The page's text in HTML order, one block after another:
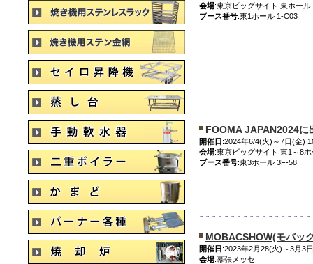
会場:東京ビッグサイト 東ホール
ブース番号:東1ホール 1-C03
FOOMA JAPAN2024に
開催日:2024年6/4(火)～7日(金)
会場:東京ビッグサイト 東1～8
ブース番号:東3ホール 3F-58
MOBACSHOW(モバッ
開催日:2023年2月28(火)～3月3
会場:幕張メッセ